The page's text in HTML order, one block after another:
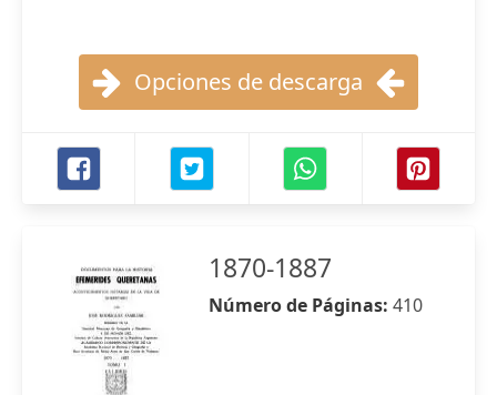
Opciones de descarga
1870-1887
Número de Páginas: 410